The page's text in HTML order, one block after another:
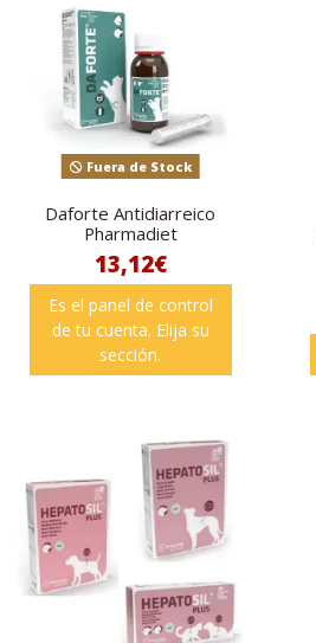
Fuera de Stock
Daforte Antidiarreico
Pharmadiet
13,12€
Es el panel de control
de tu cuenta. Elija su
sección.